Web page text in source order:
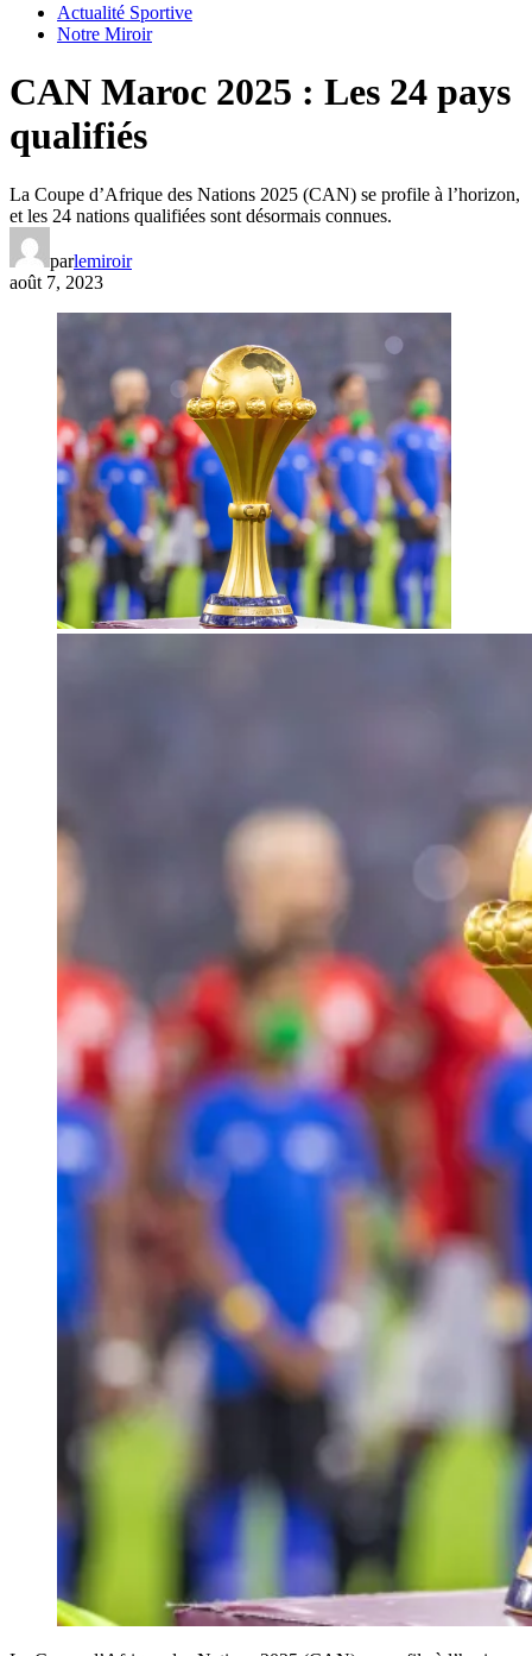
Actualité Sportive
Notre Miroir
CAN Maroc 2025 : Les 24 pays
qualifiés
La Coupe d’Afrique des Nations 2025 (CAN) se profile à l’horizon,
et les 24 nations qualifiées sont désormais connues.
parlemiroir
août 7, 2023